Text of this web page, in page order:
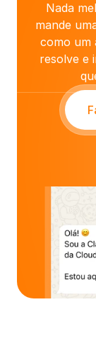
Nada
mande
como um
resolve e